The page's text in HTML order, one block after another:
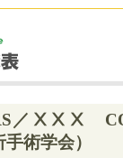
／ⅩⅩⅩ
術学会）